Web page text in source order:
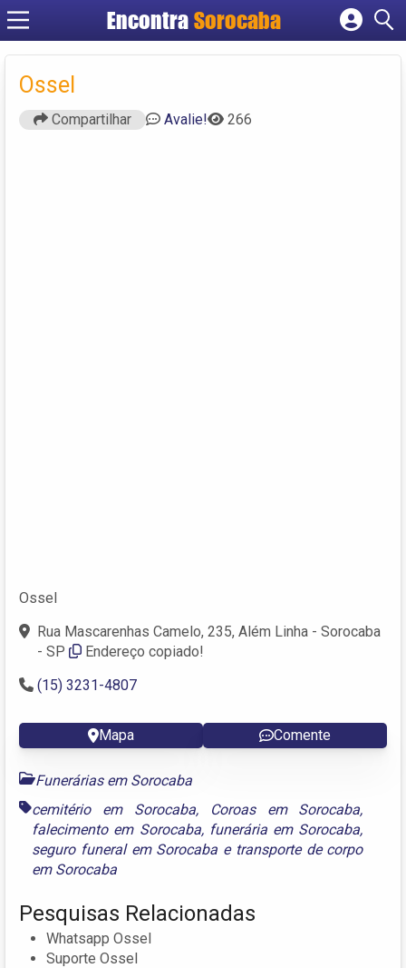
EncontraSorocaba
Cadastrar empresa
Ossel
Compartilhar Avalie! 266
Ossel
Rua Mascarenhas Camelo, 235, Além Linha - Sorocaba
- SP
Endereço copiado!
(15) 3231-4807
Mapa Comente
Funerárias em Sorocaba
cemitério em Sorocaba, Coroas em Sorocaba,
falecimento em Sorocaba, funerária em Sorocaba,
seguro funeral em Sorocaba e transporte de corpo
em Sorocaba
Pesquisas Relacionadas
Whatsapp Ossel
Suporte Ossel